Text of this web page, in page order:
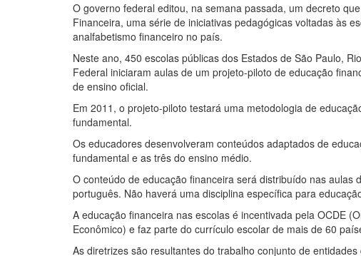
O governo federal editou, na semana passada, um decreto
Financeira, uma série de iniciativas pedagógicas voltadas às
analfabetismo financeiro no país.
Neste ano, 450 escolas públicas dos Estados de São Paulo,
Federal iniciaram aulas de um projeto-piloto de educação
de ensino oficial.
Em 2011, o projeto-piloto testará uma metodologia de
fundamental.
Os educadores desenvolveram conteúdos adaptados de
fundamental e as três do ensino médio.
O conteúdo de educação financeira será distribuído nas aulas
português. Não haverá uma disciplina específica para
A educação financeira nas escolas é incentivada pela OCDE
Econômico) e faz parte do currículo escolar de mais de 60
As diretrizes são resultantes do trabalho conjunto de